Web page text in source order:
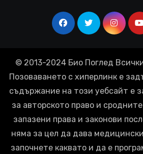
© 2013-2024 Био Поглед
Позоваването с хиперлинк е
съдържание на този уебсайт е
за авторското право и
запазени права и законови
няма за цел да дава
започнете каквато и да е